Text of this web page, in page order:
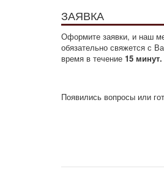
ЗАЯВКА
Оформите заявки, и наш
обязательно свяжется с
время в течение15 минут.
Появились вопросы или